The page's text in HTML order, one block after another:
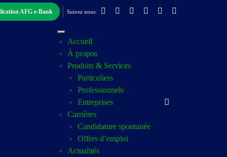
AFG e-Bank Suivez nous:
Accueil
À propos
Produits & Services
Particuliers
Professionnels
Entreprises
Carrières
Candidature spontanée
Offres d’emploi
Actualités